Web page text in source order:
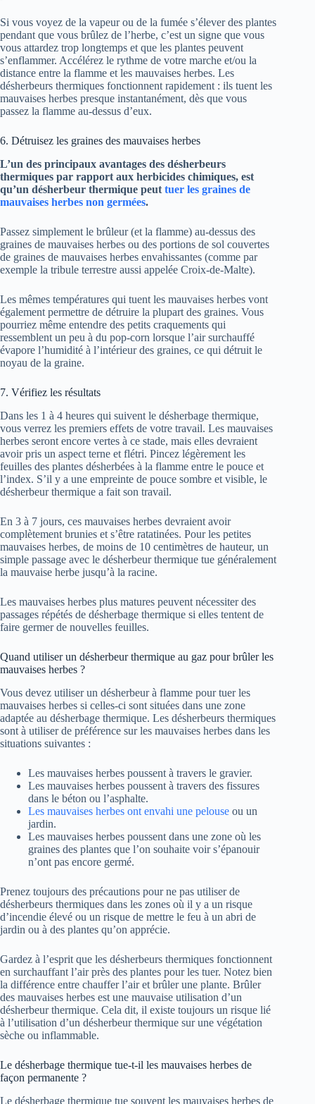
Si vous voyez de la vapeur ou de la fumée s’élever des plantes
pendant que vous brûlez de l’herbe, c’est un signe que vous
vous attardez trop longtemps et que les plantes peuvent
s’enflammer. Accélérez le rythme de votre marche et/ou la
distance entre la flamme et les mauvaises herbes. Les
désherbeurs thermiques fonctionnent rapidement : ils tuent les
mauvaises herbes presque instantanément, dès que vous
passez la flamme au-dessus d’eux.
6. Détruisez les graines des mauvaises herbes
L’un des principaux avantages des désherbeurs
thermiques par rapport aux herbicides chimiques, est
qu’un désherbeur thermique peut tuer les graines de
mauvaises herbes non germées.
Passez simplement le brûleur (et la flamme) au-dessus des
graines de mauvaises herbes ou des portions de sol couvertes
de graines de mauvaises herbes envahissantes (comme par
exemple la tribule terrestre aussi appelée Croix-de-Malte).
Les mêmes températures qui tuent les mauvaises herbes vont
également permettre de détruire la plupart des graines. Vous
pourriez même entendre des petits craquements qui
ressemblent un peu à du pop-corn lorsque l’air surchauffé
évapore l’humidité à l’intérieur des graines, ce qui détruit le
noyau de la graine.
7. Vérifiez les résultats
Dans les 1 à 4 heures qui suivent le désherbage thermique,
vous verrez les premiers effets de votre travail. Les mauvaises
herbes seront encore vertes à ce stade, mais elles devraient
avoir pris un aspect terne et flétri. Pincez légèrement les
feuilles des plantes désherbées à la flamme entre le pouce et
l’index. S’il y a une empreinte de pouce sombre et visible, le
désherbeur thermique a fait son travail.
En 3 à 7 jours, ces mauvaises herbes devraient avoir
complètement brunies et s’être ratatinées. Pour les petites
mauvaises herbes, de moins de 10 centimètres de hauteur, un
simple passage avec le désherbeur thermique tue généralement
la mauvaise herbe jusqu’à la racine.
Les mauvaises herbes plus matures peuvent nécessiter des
passages répétés de désherbage thermique si elles tentent de
faire germer de nouvelles feuilles.
Quand utiliser un désherbeur thermique au gaz pour brûler les
mauvaises herbes ?
Vous devez utiliser un désherbeur à flamme pour tuer les
mauvaises herbes si celles-ci sont situées dans une zone
adaptée au désherbage thermique. Les désherbeurs thermiques
sont à utiliser de préférence sur les mauvaises herbes dans les
situations suivantes :
Les mauvaises herbes poussent à travers le gravier.
Les mauvaises herbes poussent à travers des fissures
dans le béton ou l’asphalte.
Les mauvaises herbes ont envahi une pelouse ou un
jardin.
Les mauvaises herbes poussent dans une zone où les
graines des plantes que l’on souhaite voir s’épanouir
n’ont pas encore germé.
Prenez toujours des précautions pour ne pas utiliser de
désherbeurs thermiques dans les zones où il y a un risque
d’incendie élevé ou un risque de mettre le feu à un abri de
jardin ou à des plantes qu’on apprécie.
Gardez à l’esprit que les désherbeurs thermiques fonctionnent
en surchauffant l’air près des plantes pour les tuer. Notez bien
la différence entre chauffer l’air et brûler une plante. Brûler
des mauvaises herbes est une mauvaise utilisation d’un
désherbeur thermique. Cela dit, il existe toujours un risque lié
à l’utilisation d’un désherbeur thermique sur une végétation
sèche ou inflammable.
Le désherbage thermique tue-t-il les mauvaises herbes de
façon permanente ?
Le désherbage thermique tue souvent les mauvaises herbes de